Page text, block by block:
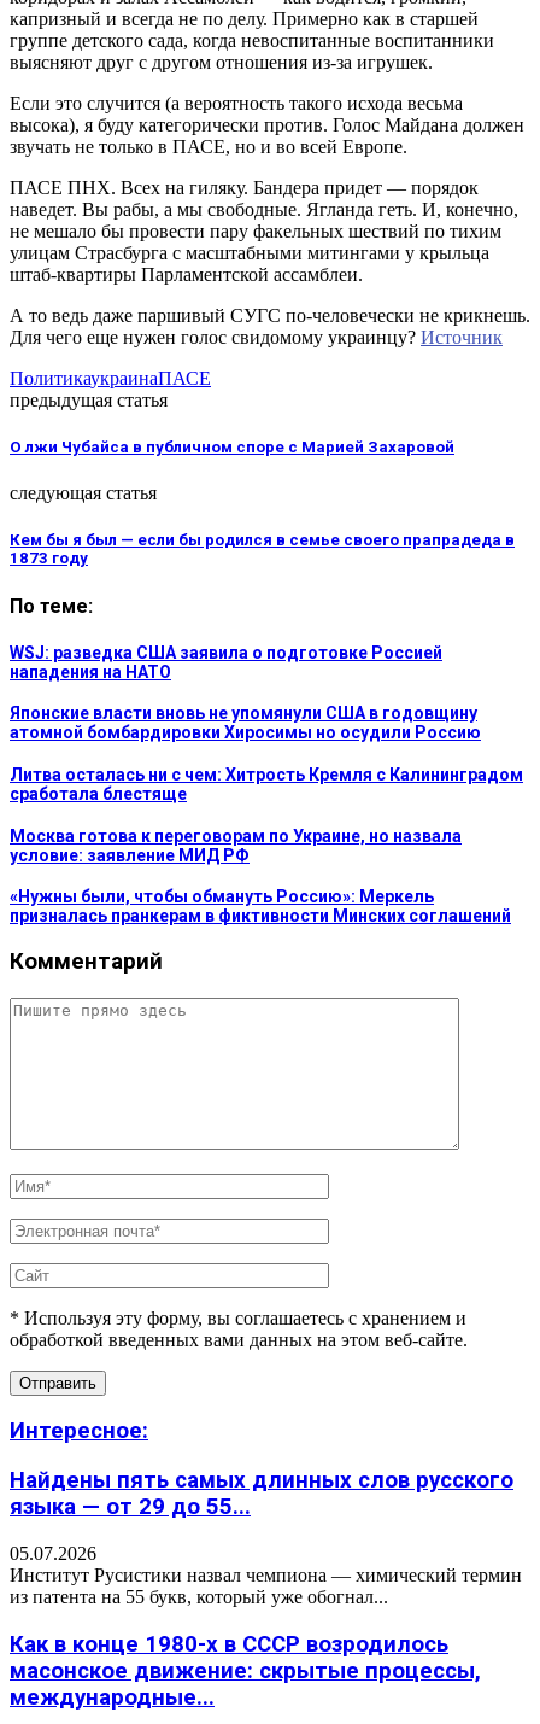
капризный и всегда не по делу. Примерно как в старшей
группе детского сада, когда невоспитанные воспитанники
выясняют друг с другом отношения из-за игрушек.
Если это случится (а вероятность такого исхода весьма
высока), я буду категорически против. Голос Майдана должен
звучать не только в ПАСЕ, но и во всей Европе.
ПАСЕ ПНХ. Всех на гиляку. Бандера придет — порядок
наведет. Вы рабы, а мы свободные. Ягланда геть. И, конечно,
не мешало бы провести пару факельных шествий по тихим
улицам Страсбурга с масштабными митингами у крыльца
штаб-квартиры Парламентской ассамблеи.
А то ведь даже паршивый СУГС по-человечески не крикнешь.
Для чего еще нужен голос свидомому украинцу? Источник
ПолитикаукраинаПАСЕ
предыдущая статья
О лжи Чубайса в публичном споре с Марией Захаровой
следующая статья
Кем бы я был — если бы родился в семье своего прапрадеда в
1873 году
По теме:
WSJ: разведка США заявила о подготовке Россией
нападения на НАТО
Японские власти вновь не упомянули США в годовщину
атомной бомбардировки Хиросимы но осудили Россию
Литва осталась ни с чем: Хитрость Кремля с Калининградом
сработала блестяще
Москва готова к переговорам по Украине, но назвала
условие: заявление МИД РФ
«Нужны были, чтобы обмануть Россию»: Меркель
призналась пранкерам в фиктивности Минских соглашений
Комментарий
* Используя эту форму, вы соглашаетесь с хранением и
обработкой введенных вами данных на этом веб-сайте.
Интересное:
Найдены пять самых длинных слов русского
языка — от 29 до 55...
05.07.2026
Институт Русистики назвал чемпиона — химический термин
из патента на 55 букв, который уже обогнал...
Как в конце 1980-х в СССР возродилось
масонское движение: скрытые процессы,
международные...